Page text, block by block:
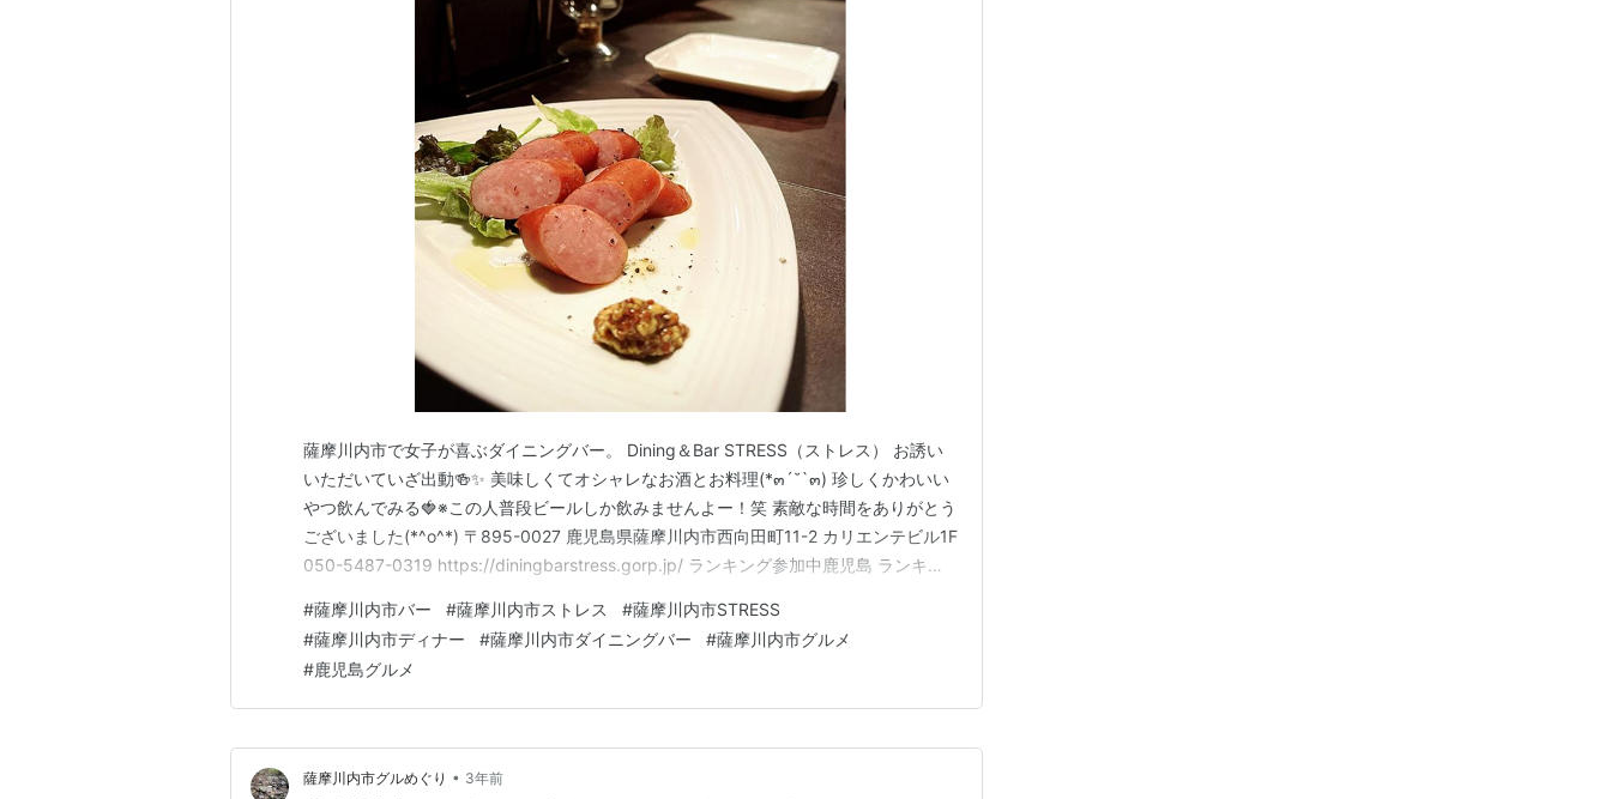
薩摩川内市で女子が喜ぶダイニングバー。 Dining＆Bar STRESS（ストレス） お誘い
いただいていざ出動🍻✨ 美味しくてオシャレなお酒とお料理(*๓´˘`๓) 珍しくかわいい
やつ飲んでみる🍓※この人普段ビールしか飲みませんよー！笑 素敵な時間をありがとう
ございました(*^o^*) 〒895-0027 鹿児島県薩摩川内市西向田町11-2 カリエンテビル1F
050-5487-0319 https://diningbarstress.gorp.jp/ ランキング参加中鹿児島 ランキン
#薩摩川内市バー #薩摩川内市ストレス #薩摩川内市STRESS
#薩摩川内市ディナー #薩摩川内市ダイニングバー #薩摩川内市グルメ
#鹿児島グルメ
薩摩川内市グルめぐり • 3年前